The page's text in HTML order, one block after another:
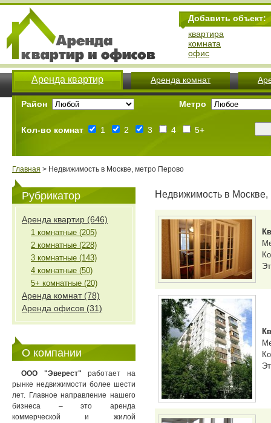
Добавить объект:
квартира
комната
офис
Аренда квартир Аренда комнат
Район Метро
Кол-во комнат 1 2 3 4 5+
Главная > Недвижимость в Москве, метро Перово
Рубрикатор
Аренда квартир (646)
1 комнатные (205)
2 комнатные (228)
3 комнатные (143)
4 комнатные (50)
5+ комнатные (20)
Аренда комнат (78)
Аренда офисов (31)
О компании
ООО "Эверест" работает на
рынке недвижимости более шести
лет. Главное направление нашего
бизнеса – это аренда
коммерческой и жилой
Недвижимость в